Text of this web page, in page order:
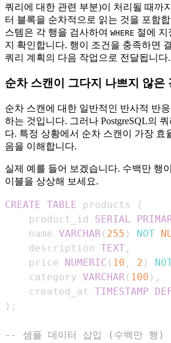
쿼리에 대한 관련 부분)이 처리될 때까
터 블록을 순차적으로 읽는 것을 포함
스템은 각 행을 검사하여 WHERE 절에 지
지 확인합니다. 행이 조건을 충족하면
쿼리 계획의 다음 작업으로 전달됩니다.
순차 스캔이 그다지 나쁘지 않은
순차 스캔에 대한 일반적인 반사적 반
하는 것입니다. 그러나 PostgreSQL의
다. 특정 상황에서 순차 스캔이 가장 효
음을 이해합니다.
실제 예를 들어 보겠습니다. 수백만 행
이블을 상상해 보세요.
CREATE TABLE products
(
    product_id
SERIAL
    name
VARCHAR( 255 ) NOT
    description
TEXT ,
    price
NUMERIC ( 10 , 2 )
    category
VARCHAR( 100 ) ,
    created_at
TIMESTAMP
) ;
-- 샘플 데이터 삽입 (수백만 행)